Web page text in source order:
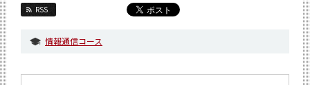
RSS
情報通信コース
教員・研究室
Faculty and Laboratories
未来